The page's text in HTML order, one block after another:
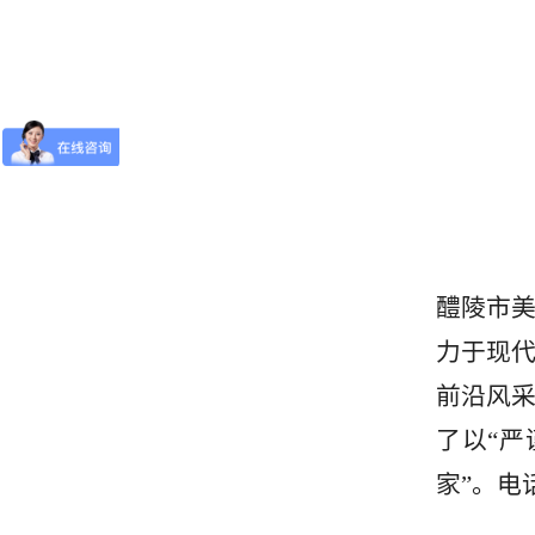
醴陵市
力于现
前沿风
了以“
家”。电